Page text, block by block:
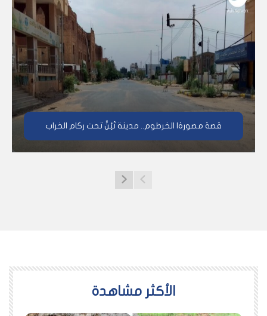
قصة مصورة| الخرطوم.. مدينة تَئِنُّ تحت ركام الخراب
اﻷكثر مشاهدة